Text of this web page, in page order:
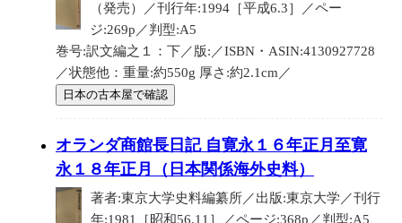
（発売）／刊行年:1994［平成6.3］／ペー
ジ:269p／判型:A5
巻号:訳文編之１：下／版:／ISBN・ASIN:4130927728
／状態他：重量:約550g 厚さ:約2.1cm／
日本の古本屋で確認
オランダ商館長日記 自寛永１６年正月至寛
永１８年正月（日本関係海外史料）
著者:東京大学史料編纂所／出版:東京大学／刊行
年:1981［昭和56.11］／ページ:368p／判型:A5